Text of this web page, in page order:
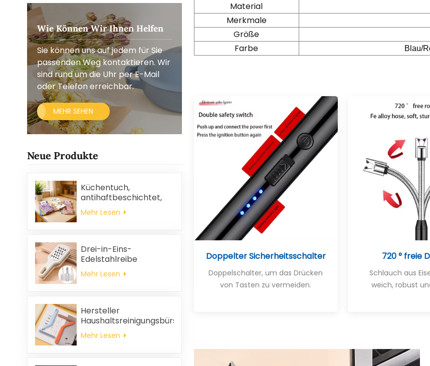
Wie Können Wir Ihnen Helfen
Sie können uns auf jedem für Sie
passenden Weg kontaktieren. Wir
sind rund um die Uhr per E-Mail
oder Telefon erreichbar.
MEHR SEHEN
Neue Produkte
Küchentuch,
antihaftbeschichtet,
ölabweisend, leicht zu
reinigen, dick, bedruckt,
wiederverwendbar,
umweltfreundlich
Mehr Lesen
Drei-in-Eins-
Edelstahlreibe
Mehr Lesen
Hersteller
Haushaltsreinigungsbürste
aus Kunststoff Kleidung
statische
Mehr Lesen
Material
Merkmale
Größe
Farbe Blau/
Doppelter Sicherheitsschalter
Doppelschalter, um das Drücken
von Tasten zu vermeiden.
720 ° freie
Schlauch aus
weich, robust